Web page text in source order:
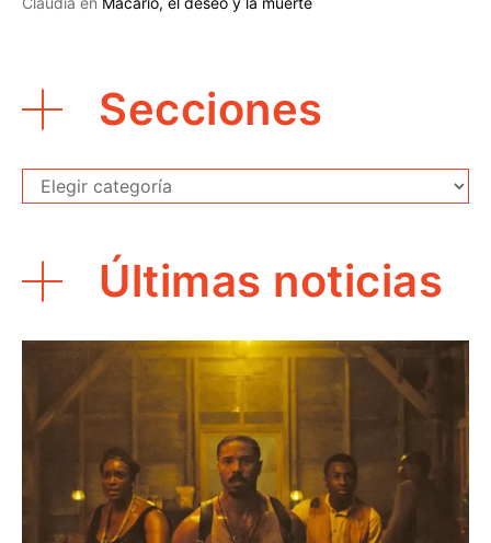
Secciones
Secciones
Últimas noticias